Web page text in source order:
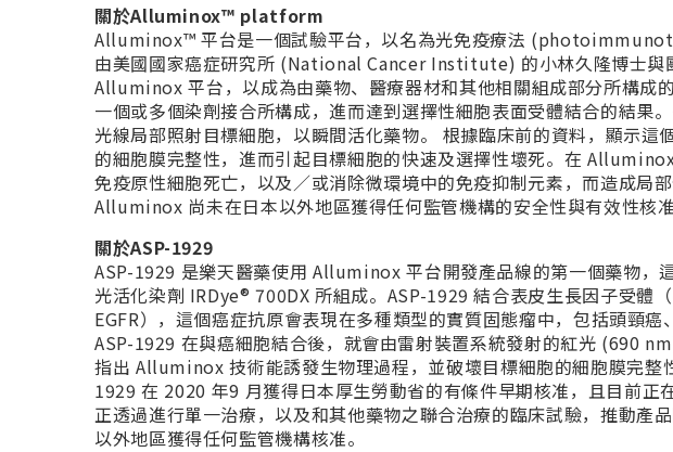
關於Alluminox™ platform
Alluminox™ 平台是一個試驗平台，以名為光免疫療法
由美國國家癌症研究所 (National Cancer Institute) 的小林久隆博士與
Alluminox 平台，以成為由藥物、醫療器材和其他相關組成部分所構成
一個或多個染劑接合所構成，進而達到選擇性細胞表面受體結合的結果
光線局部照射目標細胞，以瞬間活化藥物。 根據臨床前的資料，顯示這
的細胞膜完整性，進而引起目標細胞的快速及選擇性壞死。在
免疫原性細胞死亡，以及／或消除微環境中的免疫抑制元素，而造成局
Alluminox 尚未在日本以外地區獲得任何監管機構的安全性與有效性核准
關於ASP-1929
ASP-1929 是樂天醫藥使用 Alluminox 平台開發產品線的第一個藥物
光活化染劑 IRDye® 700DX 所組成。ASP-1929 結合表皮生⾧因子受體
EGFR），這個癌症抗原會表現在多種類型的實質固態瘤中，包括頭頸癌
ASP-1929 在與癌細胞結合後，就會由雷射裝置系統發射的紅光 (690
指出 Alluminox 技術能誘發生物理過程，並破壞目標細胞的細胞膜完整
1929 在 2020 年9 月獲得日本厚生勞動省的有條件早期核准，且目前正
正透過進行單一治療，以及和其他藥物之聯合治療的臨床試驗，推動產
以外地區獲得任何監管機構核准。